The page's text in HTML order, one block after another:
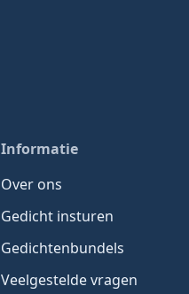
Informatie
Over ons
Gedicht insturen
Gedichtenbundels
Veelgestelde vragen